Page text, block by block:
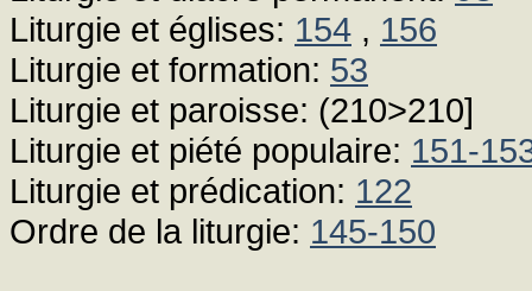
Liturgie et églises: 154 , 156
Liturgie et formation: 53
Liturgie et paroisse: (210>210]
Liturgie et piété populaire: 151-
Liturgie et prédication: 122
Ordre de la liturgie: 145-150